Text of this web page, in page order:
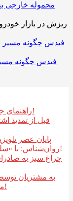
محموله خارجی
فیدس چگونه
راهنمای جامع انتخاب بهترین آموزشگاه تیزهوشان!
پایان عصر
روان‌شناس: با «سلبریتی‌سوزی» نمادهای اعتراضی نسازید!
چراغ سبز به
موتور/ غول تکنولوژی راهی خیابان ها شد!